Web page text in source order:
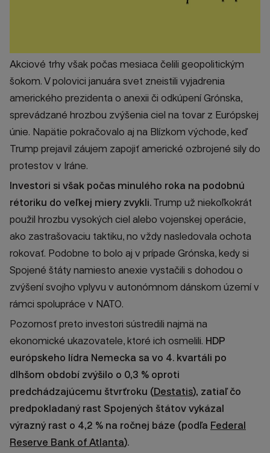
Akciové trhy však počas mesiaca čelili geopolitickým
šokom. V polovici januára svet zneistili vyjadrenia
amerického prezidenta o anexii či odkúpení Grónska,
sprevádzané hrozbou zvýšenia ciel na tovar z Európskej
únie. Napätie pokračovalo aj na Blízkom východe, keď
Trump prejavil záujem zapojiť americké ozbrojené sily do
protestov v Iráne.
Investori si však počas minulého roka na podobnú
rétoriku do veľkej miery zvykli. Trump už niekoľkokrát
použil hrozbu vysokých ciel alebo vojenskej operácie,
ako zastrašovaciu taktiku, no vždy nasledovala ochota
rokovať. Podobne to bolo aj v prípade Grónska, kedy si
Spojené štáty namiesto anexie vystačili s dohodou o
zvýšení svojho vplyvu v autonómnom dánskom území v
rámci spolupráce v NATO.
Pozornosť preto investori sústredili najmä na
ekonomické ukazovatele, ktoré ich osmelili. HDP
európskeho lídra Nemecka sa vo 4. kvartáli po
dlhšom období zvýšilo o 0,3 % oproti
predchádzajúcemu štvrťroku (Destatis), zatiaľ čo
predpokladaný rast Spojených štátov vykázal
výrazný rast o 4,2 % na ročnej báze (podľa Federal
Reserve Bank of Atlanta).